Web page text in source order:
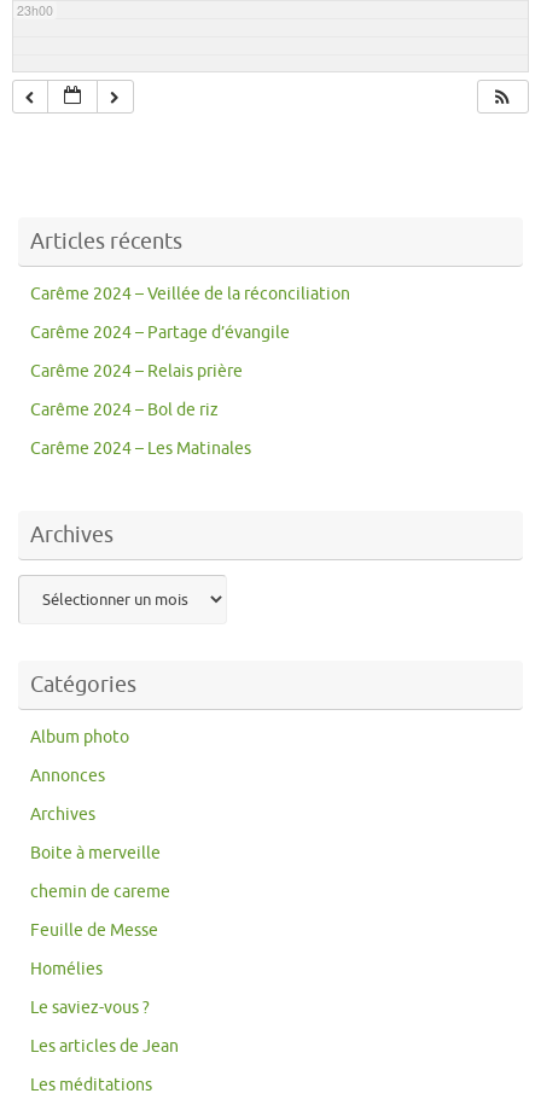
23h00
Articles récents
Carême 2024 – Veillée de la réconciliation
Carême 2024 – Partage d’évangile
Carême 2024 – Relais prière
Carême 2024 – Bol de riz
Carême 2024 – Les Matinales
Archives
Catégories
Album photo
Annonces
Archives
Boite à merveille
chemin de careme
Feuille de Messe
Homélies
Le saviez-vous ?
Les articles de Jean
Les méditations